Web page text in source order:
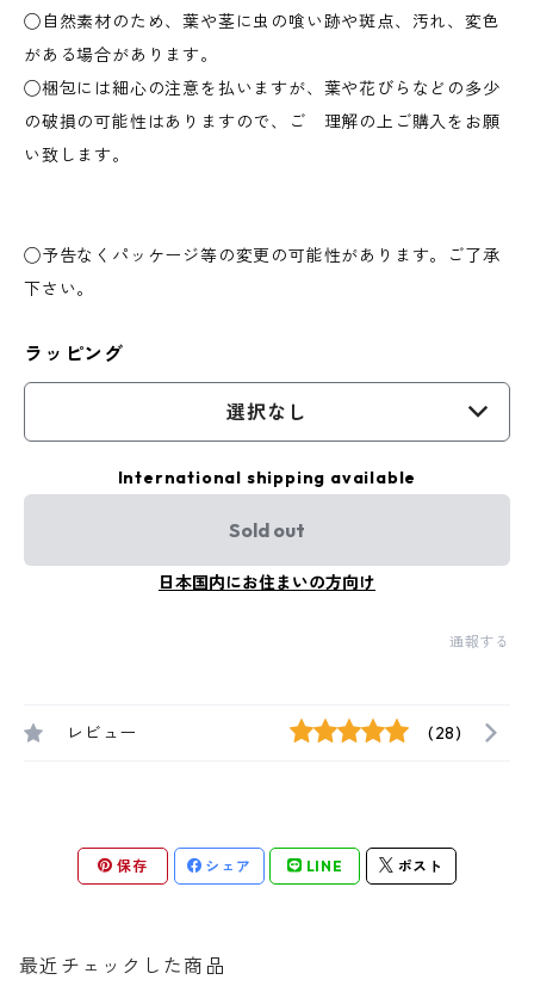
◯自然素材のため、葉や茎に虫の喰い跡や斑点、汚れ、変色
がある場合があります。
◯梱包には細心の注意を払いますが、葉や花びらなどの多少
の破損の可能性はありますので、ご 理解の上ご購入をお願
い致します。
◯予告なくパッケージ等の変更の可能性があります。ご了承
下さい。
ラッピング
選択なし
International shipping available
Sold out
日本国内にお住まいの方向け
通報する
レビュー (28)
保存 シェア LINE ポスト
最近チェックした商品